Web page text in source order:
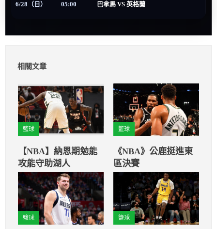
6/28（日） 05:00 巴拿馬 VS 英格蘭
相關文章
籃球
【NBA】納恩期勉能
攻能守助湖人
籃球
《NBA》公鹿挺進東
區決賽
籃球 籃球